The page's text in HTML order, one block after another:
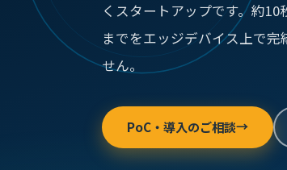
くスタートアップです。約
までをエッジデバイス上で
せん。
PoC・導入のご相談→